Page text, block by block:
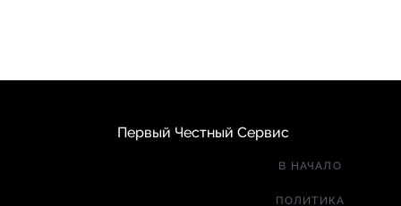
Первый Честный Сервис
В НАЧАЛО
ПОЛИТИКА